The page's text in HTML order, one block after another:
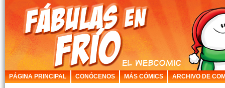
PÁGINA PRINCIPAL CONÓCENOS MÁS CÓMICS ARCHIVO DE